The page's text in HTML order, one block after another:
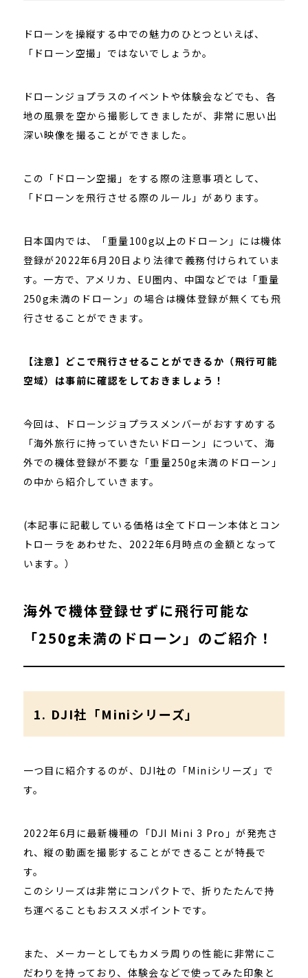
ドローンを操縦する中での魅力のひとつといえば、
「ドローン空撮」ではないでしょうか。
ドローンジョプラスのイベントや体験会などでも、各
地の風景を空から撮影してきましたが、非常に思い出
深い映像を撮ることができました。
この「ドローン空撮」をする際の注意事項として、
「ドローンを飛行させる際のルール」があります。
日本国内では、「重量100g以上のドローン」には機体
登録が2022年6月20日より法律で義務付けられていま
す。一方で、アメリカ、EU圏内、中国などでは「重量
250g未満のドローン」の場合は機体登録が無くても飛
行させることができます。
【注意】どこで飛行させることができるか（飛行可能
空域）は事前に確認をしておきましょう！
今回は、ドローンジョプラスメンバーがおすすめする
「海外旅行に持っていきたいドローン」について、海
外での機体登録が不要な「重量250g未満のドローン」
の中から紹介していきます。
(本記事に記載している価格は全てドローン本体とコン
トローラをあわせた、2022年6月時点の金額となって
います。）
海外で機体登録せずに飛行可能な
「250g未満のドローン」のご紹介！
1. DJI社「Miniシリーズ」
一つ目に紹介するのが、DJI社の「Miniシリーズ」で
す。
2022年6月に最新機種の「DJI Mini 3 Pro」が発売さ
れ、縦の動画を撮影することができることが特長で
す。
このシリーズは非常にコンパクトで、折りたたんで持
ち運べることもおススメポイントです。
また、メーカーとしてもカメラ周りの性能に非常にこ
だわりを持っており、体験会などで使ってみた印象と